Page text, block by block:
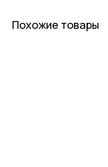
Похожие товары